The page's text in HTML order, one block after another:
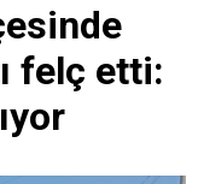
felç etti: